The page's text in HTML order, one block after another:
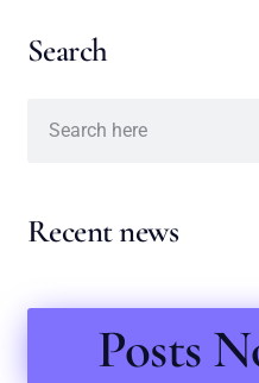
Search
Recent news
Posts